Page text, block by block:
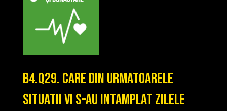
B4.Q29. Care din urmatoarele
situatii vi s-au intamplat zilele